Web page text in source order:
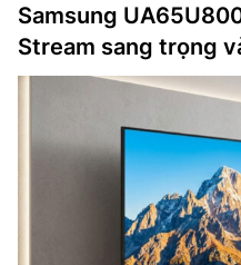
Samsung
Stream sang trọng